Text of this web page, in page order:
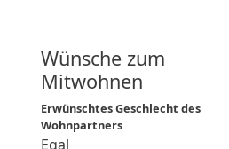
Wünsche zum
Mitwohnen
Erwünschtes Geschlecht des
Wohnpartners
Egal